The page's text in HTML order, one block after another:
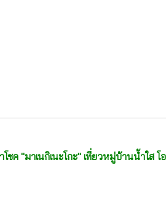
ค "มาเนกิเนะโกะ" เที่ยวหมู่บ้านน้ำใส